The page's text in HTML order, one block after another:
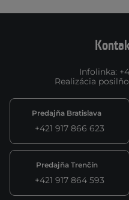
Infolinka:
Realizácia
Predajňa Bratislava
+421 917 866 623
Predajňa Trenčín
+421 917 864 593